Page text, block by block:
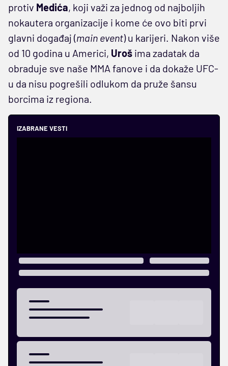
protiv Medića, koji važi za jednog od najboljih
nokautera organizacije i kome će ovo biti prvi
glavni događaj (main event) u karijeri. Nakon više
od 10 godina u Americi, Uroš ima zadatak da
obraduje sve naše MMA fanove i da dokaže UFC-
u da nisu pogrešili odlukom da pruže šansu
borcima iz regiona.
IZABRANE VESTI